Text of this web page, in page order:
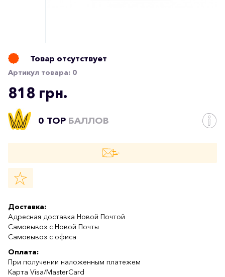
Товар отсутствует
Артикул товара: 0
818 грн.
0 TOP БАЛЛОВ
Доставка:
Адресная доставка Новой Почтой
Самовывоз с Новой Почты
Самовывоз с офиса
Оплата:
При получении наложенным платежем
Карта Visa/MasterCard